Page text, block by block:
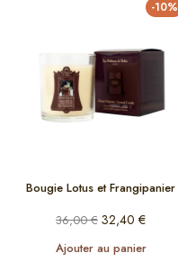
-10%
Bougie Lotus et Frangipanier
36,00€ 32,40 €
Ajouter au panier